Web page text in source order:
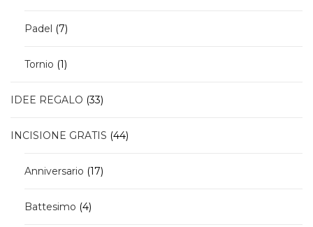
Padel 77
Tornio 11
IDEE REGALO 3333
INCISIONE GRATIS 4444
Anniversario 1717
Battesimo 44